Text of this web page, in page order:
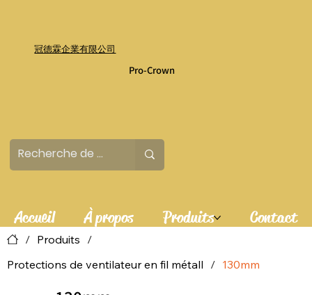
冠德霖企業有限公司
Pro-Crown
Accueil À propos Produits Contact
/ Produits /
Protections de ventilateur en fil métall / 130mm